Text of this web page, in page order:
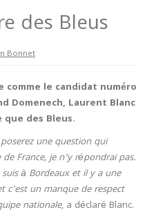
des Bleus
Bonnet
comme le candidat numéro
Domenech, Laurent Blanc
que des Bleus.
une question qui
France, je n’y répondrai pas.
à Bordeaux et il y a une
c’est un manque de respect
nationale, a déclaré Blanc.